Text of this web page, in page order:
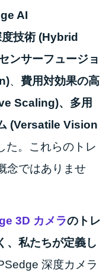
AI
技術 (Hybrid
ンサーフュージョ
、 費用対効果の高
Scaling)、多用
(Versatile Vision
た。これらのトレ
念ではありませ
3D カメラのトレ
、私たちが定義し
深度カメラ